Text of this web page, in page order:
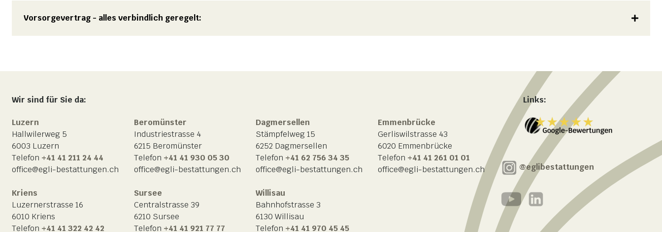
Vorsorgevertrag - alles verbindlich geregelt:
Wir sind für Sie da:
Luzern
Hallwilerweg 5
6003 Luzern
Telefon +41 41 211 24 44
office@egli-bestattungen.ch
Kriens
Luzernerstrasse 16
6010 Kriens
Telefon +41 41 322 42 42
Beromünster
Industriestrasse 4
6215 Beromünster
Telefon +41 41 930 05 30
office@egli-bestattungen.ch
Sursee
Centralstrasse 39
6210 Sursee
Telefon +41 41 921 77 77
Dagmersellen
Stämpfelweg 15
6252 Dagmersellen
Telefon +41 62 756 34 35
office@egli-bestattungen.ch
Willisau
Bahnhofstrasse 3
6130 Willisau
Telefon +41 41 970 45 45
Emmenbrücke
Gerliswilstrasse 43
6020 Emmenbrücke
Telefon +41 41 261 01 01
office@egli-bestattungen.ch
Links:
@eglibestattungen